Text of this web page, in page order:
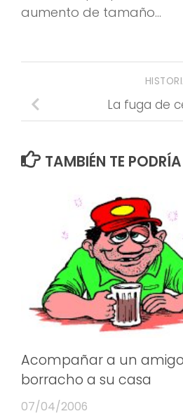
aumento de tamaño…
La fuga de
TAMBIÉN TE
Acompañar a un amigo
borracho a su casa
07/04/2006